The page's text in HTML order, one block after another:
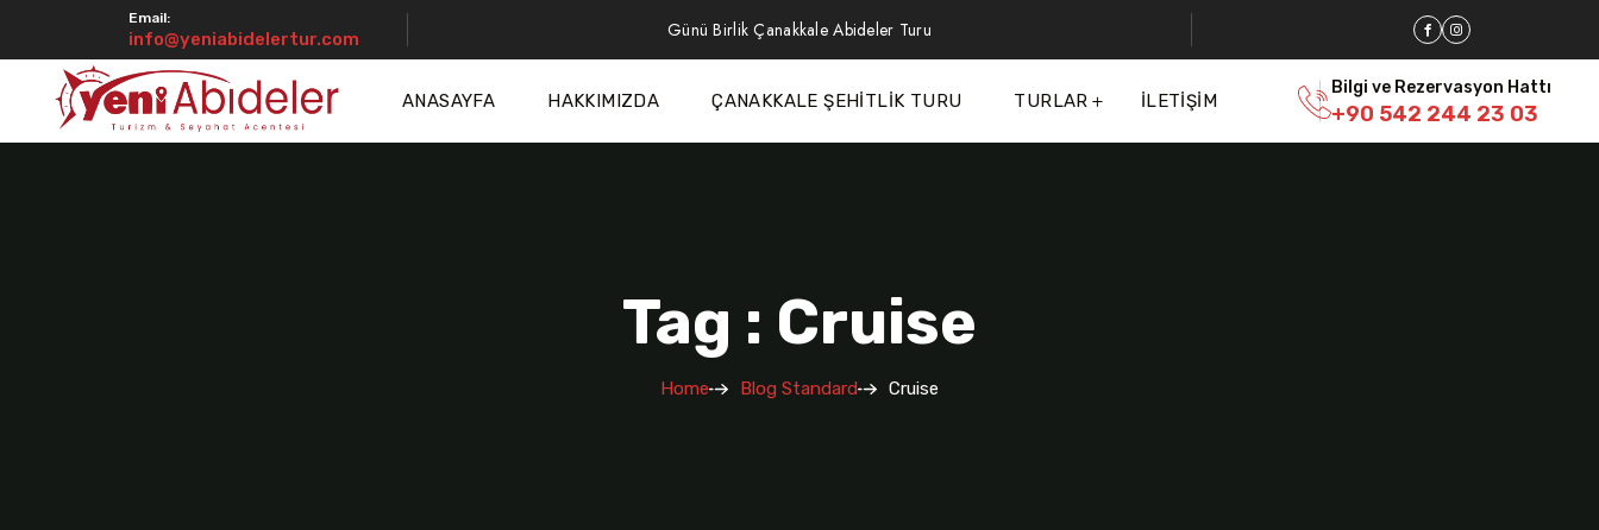
Email:
info@yeniabidelertur.com Günü Birlik Çanakkale Abideler Turu
ANASAYFA HAKKIMIZDA ÇANAKKALE ŞEHITLIK TURU TURLAR İLETIŞIM
Bilgi ve Rezervasyon Hattı
+90 542 244 23 03
Tag : Cruise
Home Blog Standard Cruise